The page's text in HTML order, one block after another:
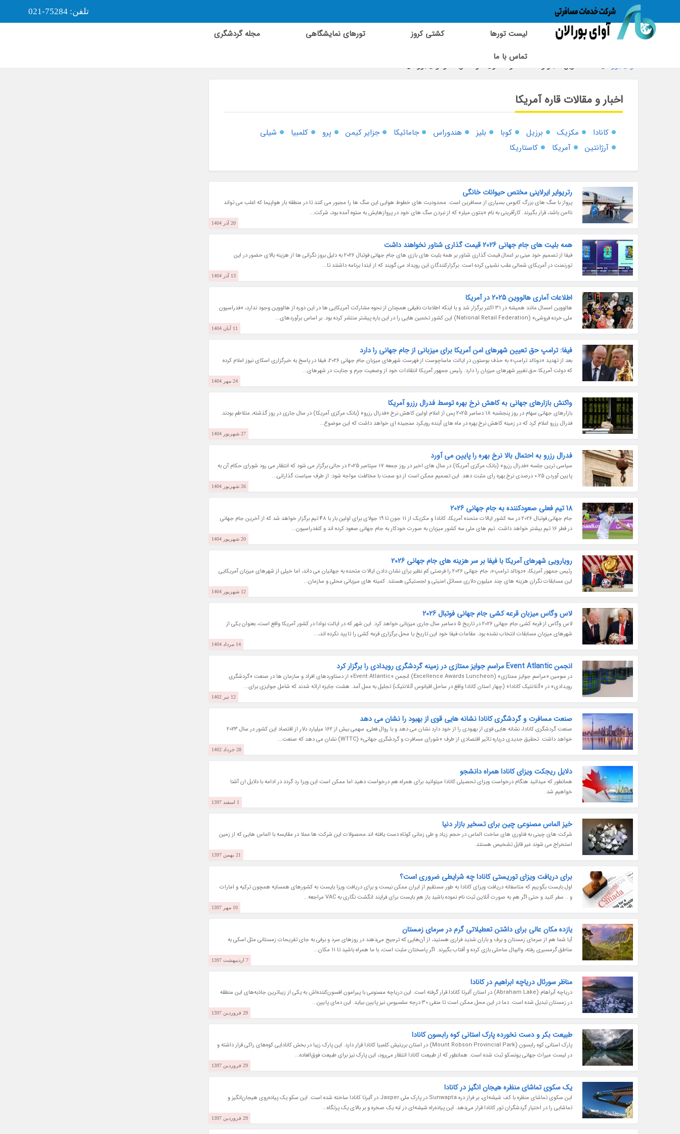
اخبار و مقالات قاره آمریکا
کانادا مکزیک برزیل کوبا بلیز هندوراس جامائیکا جزایر کیمن پرو کلمبیا
شیلی
آرژانتین
آمریکا کاستاریکا
رتریوایر ایرلاینی مختص حیوانات خانگی
پرواز با سگ های بزرگ کابوس بسیاری از مسافرین است. محدودیت های خطوط هوایی این سگ ها را مجبور می کنند تا در منطقه بار هواپیما که اغلب می تواند
ناامن باشد، قرار بگیرند. کارآفرینی به نام «بنتون میلر» که از نبردن سگ های خود در پروازهایش به ستوه آمده بود، شرکت...
20 آذر 1404
همه بلیت های جام جهانی 2026 قیمت گذاری شناور نخواهند داشت
فیفا از تصمیم خود مبنی بر اعمال قیمت گذاری شناور بر همه بلیت های بازی های جام جهانی فوتبال 2026 به دلیل بروز نگرانی ها از هزینه بالای حضور در این
تورنمنت در آمریکای شمالی عقب نشینی کرده است. برگزارکنندگان این رویداد می گویند که از ابتدا برنامه داشتند تا...
13 آذر 1404
اطلاعات آماری هالووین 2025 در آمریکا
هالووین امسال مانند همیشه در 31 اکتبر برگزار شد و با اینکه اطلاعات دقیقی همچنان از نحوه مشارکت آمریکایی ها در این دوره از هالووین وجود ندارد، «فدراسیون
ملی خرده فروشی» (National Retail Federation) این کشور تخمین هایی را در این باره پیشتر منتشر کرده بود. بر اساس برآوردهای...
11 آبان 1404
فیفا: ترامپ حق تعیین شهرهای امن آمریکا برای میزبانی از جام جهانی را دارد
بعد از تهدید «دونالد ترامپ» به حذف بوستون در ایالت ماساچوست از فهرست شهرهای میزبان جام جهانی 2026، فیفا در پاسخ به خبرگزاری اسکای نیوز اعلام کرده
که دولت آمریکا حق تغییر شهرهای میزبان را دارد. رئیس جمهور آمریکا انتقادات خود از وضعیت جرم و جنایت در شهرهای...
24 مهر 1404
واکنش بازارهای جهانی به کاهش نرخ بهره توسط فدرال رزرو آمریکا
بازارهای جهانی سهام در روز پنجشنبه 18 دسامبر 2025 پس از اعلام اولین کاهش نرخ «فدرال رزرو» (بانک مرکزی آمریکا) در سال جاری در روز گذشته، متلاطم بودند.
فدرال رزرو اعلام کرد که در زمینه کاهش نرخ بهره در ماه های آینده رویکرد سنجیده ای خواهد داشت که این موضوع...
27 شهریور 1404
فدرال رزرو به احتمال بالا نرخ بهره را پایین می آورد
سیاسی ترین جلسه «فدرال رزرو» (بانک مرکزی آمریکا) در سال های اخیر در روز جمعه 17 سپتامبر 2025 در حالی برگزار می شود که انتظار می رود شورای حکام آن به
پایین آوردن 0.25 درصدی نرخ بهره رای مثبت دهد. این تصمیم ممکن است از دو سمت با مخالفت مواجه شود: از طرف سیاست گذارانی...
26 شهریور 1404
18 تیم فعلی صعودکننده به جام جهانی 2026
جام جهانی فوتبال 2026 در سه کشور ایالات متحده آمریکا، کانادا و مکزیک از 11 جون تا 19 جولای برای اولین بار با 48 تیم برگزار خواهد شد که از آخرین جام جهانی
در قطر 16 تیم بیشتر خواهد داشت. تیم های ملی سه کشور میزبان به صورت خودکار به جام جهانی صعود کرده اند و کنفدراسیون...
20 شهریور 1404
رویارویی شهرهای آمریکا با فیفا بر سر هزینه های جام جهانی 2026
رئیس جمهور آمریکا، «دونالد ترامپ»، جام جهانی 2026 را فرصتی کم نظیر برای نشان دادن ایالات متحده به جهانیان می داند، اما خیلی از شهرهای میزبان آمریکایی
این مسابقات نگران هزینه های چند میلیون دلاری مسائل امنیتی و لجستیکی هستند. کمیته های میزبانی محلی و سازمان...
12 شهریور 1404
لاس وگاس میزبان قرعه کشی جام جهانی فوتبال 2026
لاس وگاس از قرعه کشی جام جهانی 2026 در تاریخ 5 دسامبر سال جاری میزبانی خواهد کرد. این شهر که در ایالت نوادا در کشور آمریکا واقع است، بعنوان یکی از
شهرهای میزبان مسابقات انتخاب نشده بود. مقامات فیفا خود این تاریخ یا محل برگزاری قرعه کشی را تایید نکرده اند،...
14 مرداد 1404
انجمن Event Atlantic مراسم جوایز ممتازی در زمینه گردشگری رویدادی را برگزار کرد
در سومین «مراسم جوایز ممتازی» (Excellence Awards Luncheon) انجمن «Event Atlantic» از دستاوردهای افراد و سازمان ها در صنعت «گردشگری
رویدادی» در «آتلانتیک کانادا» (چهار استان کانادا واقع در ساحل اقیانوس آتلانتیک) تجلیل به عمل آمد. هشت جایزه ارائه شدند که شامل جوایزی برای...
12 تیر 1402
صنعت مسافرت و گردشگری کانادا نشانه هایی قوی از بهبود را نشان می دهد
صنعت گردشگری کانادا، نشانه هایی قوی از بهبودی را از خود دارد نشان می دهد و با روال فعلی، سهمی بیش از 162 میلیارد دلار از اقتصاد این کشور در سال 2023
خواهد داشت. تحقیق جدیدی درباره تاثیر اقتصادی از طرف «شورای مسافرت و گردشگری جهانی» (WTTC) نشان می دهد که صنعت...
28 خرداد 1402
دلایل ریجکت ویزای کانادا همراه دانشجو
همانطور که میدانید هنگام درخواست ویزای تحصیلی کانادا میتوانید برای همراه هم درخواست دهید اما ممکن است این ویزا رد گردد در ادامه با دلایل ان آشنا
خواهیم شد.
1 اسفند 1397
خیز الماس مصنوعی چین برای تسخیر بازار دنیا
شرکت های چینی به فناوری های ساخت الماس در حجم زیاد و طی زمانی کوتاه دست یافته اند.محصولات این شرکت ها عملا در مقایسه با الماس هایی که از زمین
استخراج می شوند غیر قابل تشخیص هستند.
21 بهمن 1397
برای دریافت ویزای توریستی کانادا چه شرایطی ضروری است؟
اول بایست بگوییم که متاسفانه دریافت ویزای کانادا به طور مستقیم از ایران ممکن نیست و برای دریافت ویزا بایست به کشورهای همسایه همچون ترکیه و امارات
و .. سفر کنید و حتی اگر هم به صورت آنلاین ثبت نام نموده باشید باز هم بایست برای فرایند انگشت نگاری به VAC مراجعه...
10 مهر 1397
یازده مکان عالی برای داشتن تعطیلاتی گرم در سرمای زمستان
آیا شما هم از سرمای زمستان و برف و باران شدید فراری هستید، از آن‌هایی که ترجیح می‌دهند در روزهای سرد و برفی به جای تفریحات زمستانی مثل اسکی به
مناطق گرمسیری رفته، والیبال ساحلی بازی کرده و آفتاب بگیرند. اگر پاسختان مثبت است، با ما همراه باشید تا 11 مکان...
7 اردیبهشت 1397
مناظر سورئال دریاچه ابراهیم در کانادا
دریاچه آبراهام (Abraham Lake) در استان آلبرتا کانادا قرار گرفته است. این دریاچه مصنوعی با پیرامون افسون‌کننده‌اش به یکی از زیباترین جاذبه‌های این منطقه
در زمستان تبدیل شده است. دما در این محل ممکن است تا منفی 30 درجه سلسیوس نیز پایین بیاید. این دمای پایین...
29 فروردین 1397
طبیعت بکر و دست نخورده پارک استانی کوه رابسون کانادا
پارک استانی کوه رابسون (Mount Robson Provincial Park) در استان بریتیش کلمبیا کانادا قرار دارد. این پارک زیبا در بخش کانادایی کوه‌های راکی قرار داشته و
در لیست میراث جهانی یونسکو ثبت شده است. همانطور که از طبیعت کانادا انتظار می‌رود، این پارک نیز برای طبیعت فوق‌العاده...
29 فروردین 1397
یک سکوی تماشای منظره هیجان انگیز در کانادا
این سکوی تماشای منظره با کف شیشه‌ای، بر فراز دره Sunwapta در پارک ملی Jasper در آلبرتا کانادا ساخته شده است. این سکو یک پیاده‌روی هیجان‌انگیز و
تماشایی را در اختیار گردشگران تور کانادا قرار می‌دهد. این پیاده‌راه شیشه‌ای در لبه یک صخره و بر بالای یک پرتگاه...
29 فروردین 1397
لیست تورها کشتی کروز تورهای نمایشگاهی
مجله گردشگری
تماس با ما
تلفن: 75284-021